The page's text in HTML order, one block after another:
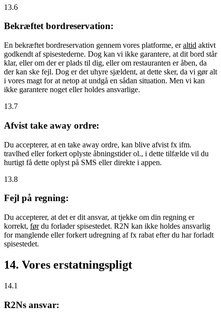
13.6
Bekræftet bordreservation:
En bekræftet bordreservation gennem vores platforme, eraltid aktivt
godkendt af spisestederne. Dog kan vi ikke garantere, at dit bord står
klar, eller om der er plads til dig, eller om restauranten er åben, da
der kan ske fejl. Dog er det uhyre sjældent, at dette sker, da vi gør alt
i vores magt for at netop at undgå en sådan situation. Men vi kan
ikke garantere noget eller holdes ansvarlige.
13.7
Afvist take away ordre:
Du accepterer, at en take away ordre, kan blive afvist fx ifm.
travlhed eller forkert oplyste åbningstider ol., i dette tilfælde vil du
hurtigt få dette oplyst på SMS eller direkte i appen.
13.8
Fejl på regning:
Du accepterer, at det er dit ansvar, at tjekke om din regning er
korrekt, førdu forlader spisestedet. R2N kan ikke holdes ansvarlig
for manglende eller forkert udregning af fx rabat efter du har forladt
spisestedet.
14. Vores erstatningspligt
14.1
R2Ns ansvar: